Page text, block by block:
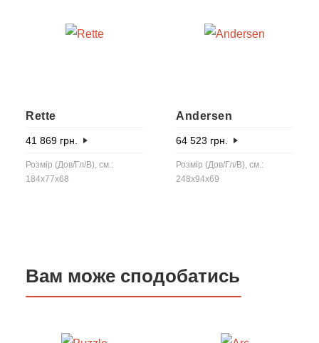
Rette
41 869 грн.
Розмір (Дов/Гл/В), см.:
184x77x68
Andersen
64 523 грн.
Розмір (Дов/Гл/В), см.:
248x94x69
Вам може сподобатись